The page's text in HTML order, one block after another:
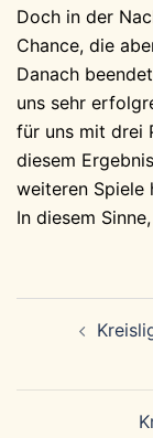
Doch in der
Chance, die
Danach
uns sehr
für uns mit drei
diesem
weiteren Spiele
In diesem